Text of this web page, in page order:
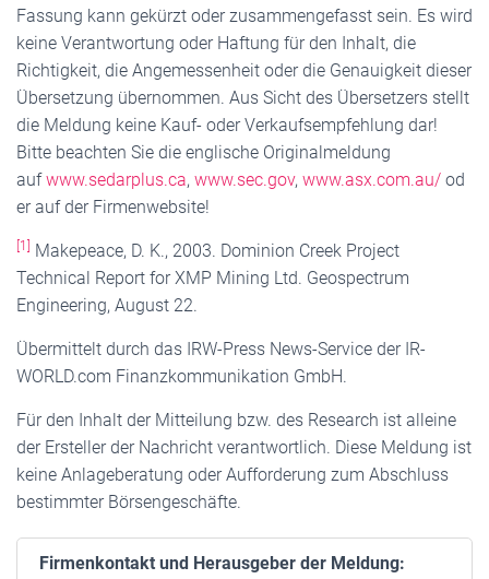
Fassung kann gekürzt oder zusammengefasst sein. Es wird
keine Verantwortung oder Haftung für den Inhalt, die
Richtigkeit, die Angemessenheit oder die Genauigkeit dieser
Übersetzung übernommen. Aus Sicht des Übersetzers stellt
die Meldung keine Kauf- oder Verkaufsempfehlung dar!
Bitte beachten Sie die englische Originalmeldung
aufwww.sedarplus.ca, www.sec.gov, www.asx.com.au/ od
er auf der Firmenwebsite!
[1]
Makepeace, D. K., 2003. Dominion Creek Project
Technical Report for XMP Mining Ltd. Geospectrum
Engineering, August 22.
Übermittelt durch das IRW-Press News-Service der IR-
WORLD.com Finanzkommunikation GmbH.
Für den Inhalt der Mitteilung bzw. des Research ist alleine
der Ersteller der Nachricht verantwortlich. Diese Meldung ist
keine Anlageberatung oder Aufforderung zum Abschluss
bestimmter Börsengeschäfte.
Firmenkontakt und Herausgeber der Meldung: